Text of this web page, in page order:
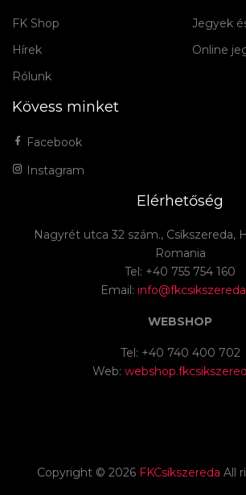
FK Shop
Hírek
Rólunk
Jegyek
Online
Kövess minket
Facebook
Instagram
Elérhetőség
Nagyrét utca 32 szám., Csíkszereda,
Romania
Tel: +40 755 754 160
Email:
WEBSHOP
Tel: +40 740 400 702
Web:
Copyright © 2026 FKCsíkszereda All